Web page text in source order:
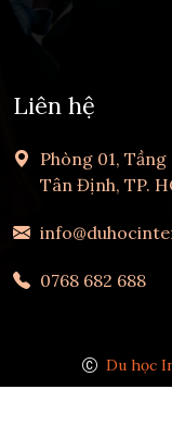
Liên hệ
Phòng 01,
Tân Định, TP.
0768 682 688
Du học